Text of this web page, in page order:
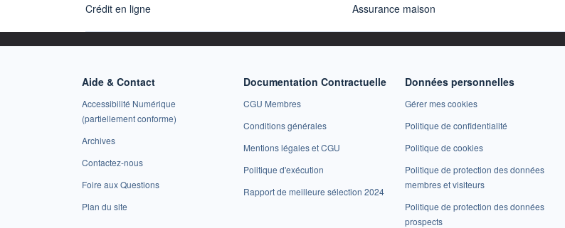
Crédit en ligne
Assurance maison
Aide & Contact
Accessibilité Numérique
(partiellement conforme)
Archives
Contactez-nous
Foire aux Questions
Plan du site
Documentation Contractuelle
CGU Membres
Conditions générales
Mentions légales et CGU
Politique d'exécution
Rapport de meilleure sélection 2024
Données personnelles
Gérer mes cookies
Politique de confidentialité
Politique de cookies
Politique de protection des données
membres et visiteurs
Politique de protection des données
prospects